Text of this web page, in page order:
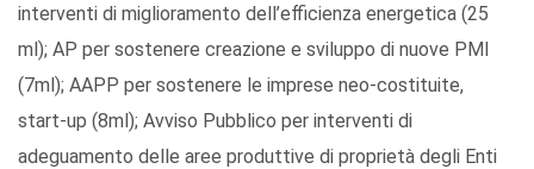
interventi di miglioramento dell’efficienza energetica (25
ml); AP per sostenere creazione e sviluppo di nuove PMI
(7ml); AAPP per sostenere le imprese neo-costituite,
start-up (8ml); Avviso Pubblico per interventi di
adeguamento delle aree produttive di proprietà degli Enti